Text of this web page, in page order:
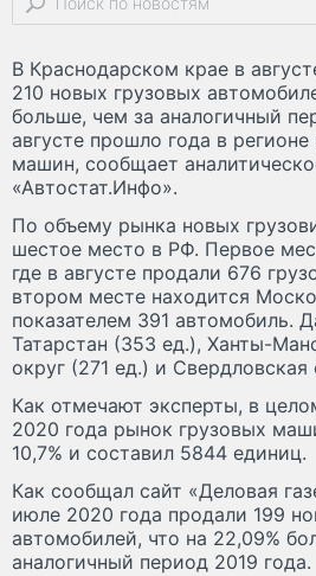
В Краснодарском крае в
210 новых грузовых
больше, чем за аналогичный
августе прошло года в
машин, сообщает
«Автостат.Инфо».
По объему рынка новых
шестое место в РФ. Первое
где в августе продали 676
втором месте находится
показателем 391 автомобиль.
Татарстан (353 ед.), Ханты-
округ (271 ед.) и Свердловская
Как отмечают эксперты, в
2020 года рынок грузовых
10,7% и составил 5844 единиц.
Как сообщал сайт «Деловая
июле 2020 года продали 199
автомобилей, что на 22,09%
аналогичный период 2019 года.